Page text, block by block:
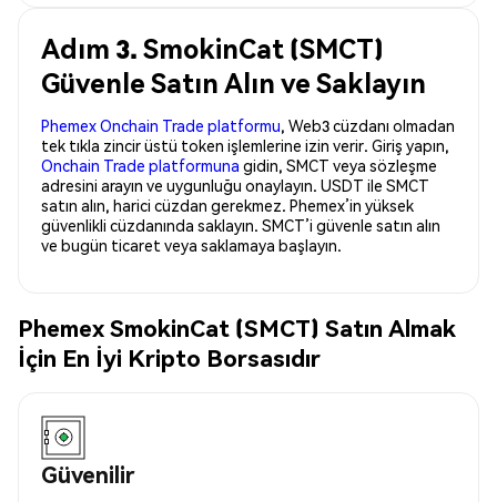
Adım 3. SmokinCat (SMCT)
Güvenle Satın Alın ve Saklayın
Phemex Onchain Trade platformu, Web3 cüzdanı olmadan
tek tıkla zincir üstü token işlemlerine izin verir. Giriş yapın,
Onchain Trade platformuna gidin, SMCT veya sözleşme
adresini arayın ve uygunluğu onaylayın. USDT ile SMCT
satın alın, harici cüzdan gerekmez. Phemex’in yüksek
güvenlikli cüzdanında saklayın. SMCT’i güvenle satın alın
ve bugün ticaret veya saklamaya başlayın.
Phemex SmokinCat (SMCT) Satın Almak
İçin En İyi Kripto Borsasıdır
Güvenilir